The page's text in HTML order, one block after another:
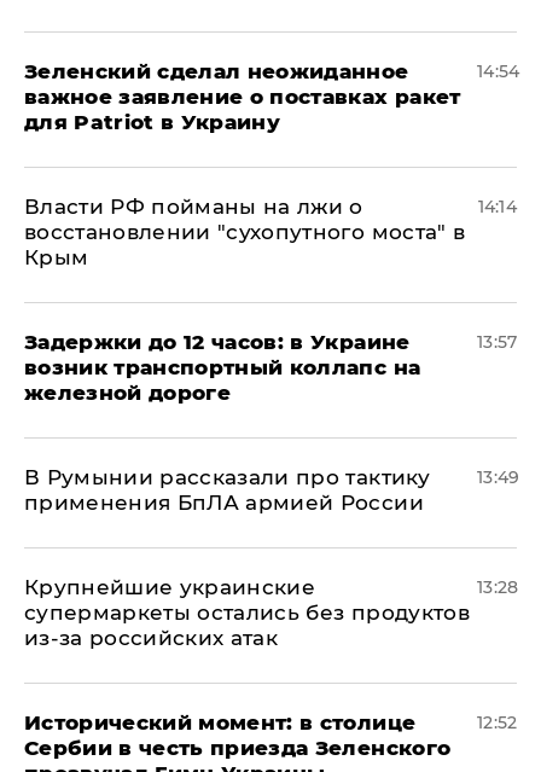
Зеленский сделал неожиданное
важное заявление о поставках ракет
для Patriot в Украину
14:54
Власти РФ пойманы на лжи о
восстановлении "сухопутного моста" в
Крым
14:14
Задержки до 12 часов: в Украине
возник транспортный коллапс на
железной дороге
13:57
В Румынии рассказали про тактику
применения БпЛА армией России
13:49
Крупнейшие украинские
супермаркеты остались без продуктов
из-за российских атак
13:28
Исторический момент: в столице
Сербии в честь приезда Зеленского
12:52